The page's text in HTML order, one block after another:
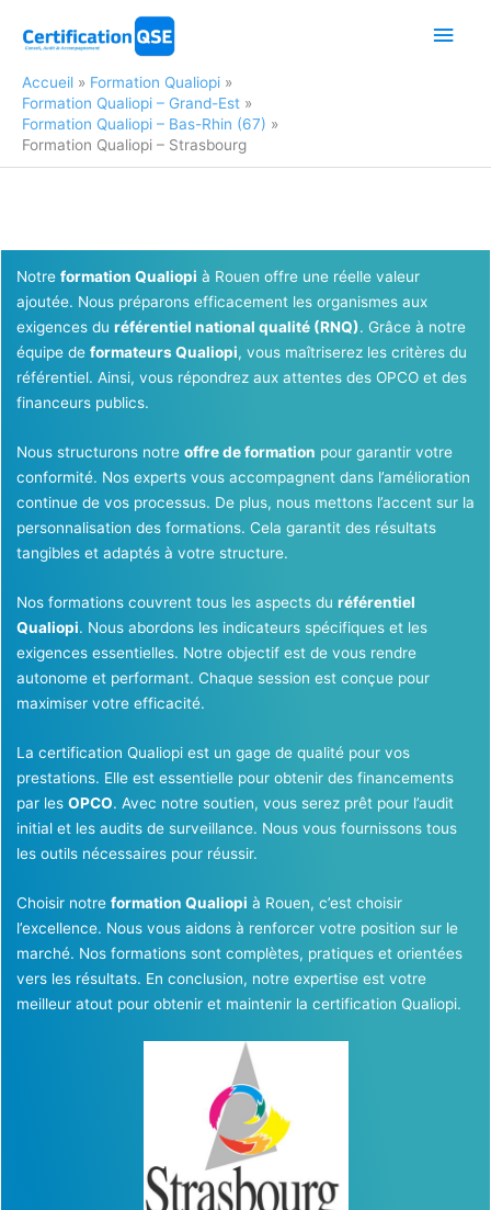
Accueil
Formation Qualiopi
Formation Qualiopi – Grand-Est
Formation Qualiopi – Bas-Rhin (67)
Formation Qualiopi – Strasbourg
Notre formation Qualiopi à Rouen offre une réelle valeur
ajoutée. Nous préparons efficacement les organismes aux
exigences du référentiel national qualité (RNQ). Grâce à notre
équipe de formateurs Qualiopi, vous maîtriserez les critères du
référentiel. Ainsi, vous répondrez aux attentes des OPCO et des
financeurs publics.
Nous structurons notre offre de formation pour garantir votre
conformité. Nos experts vous accompagnent dans l’amélioration
continue de vos processus. De plus, nous mettons l’accent sur la
personnalisation des formations. Cela garantit des résultats
tangibles et adaptés à votre structure.
Nos formations couvrent tous les aspects du référentiel
Qualiopi. Nous abordons les indicateurs spécifiques et les
exigences essentielles. Notre objectif est de vous rendre
autonome et performant. Chaque session est conçue pour
maximiser votre efficacité.
La certification Qualiopi est un gage de qualité pour vos
prestations. Elle est essentielle pour obtenir des financements
par les OPCO. Avec notre soutien, vous serez prêt pour l’audit
initial et les audits de surveillance. Nous vous fournissons tous
les outils nécessaires pour réussir.
Choisir notre formation Qualiopi à Rouen, c’est choisir
l’excellence. Nous vous aidons à renforcer votre position sur le
marché. Nos formations sont complètes, pratiques et orientées
vers les résultats. En conclusion, notre expertise est votre
meilleur atout pour obtenir et maintenir la certification Qualiopi.